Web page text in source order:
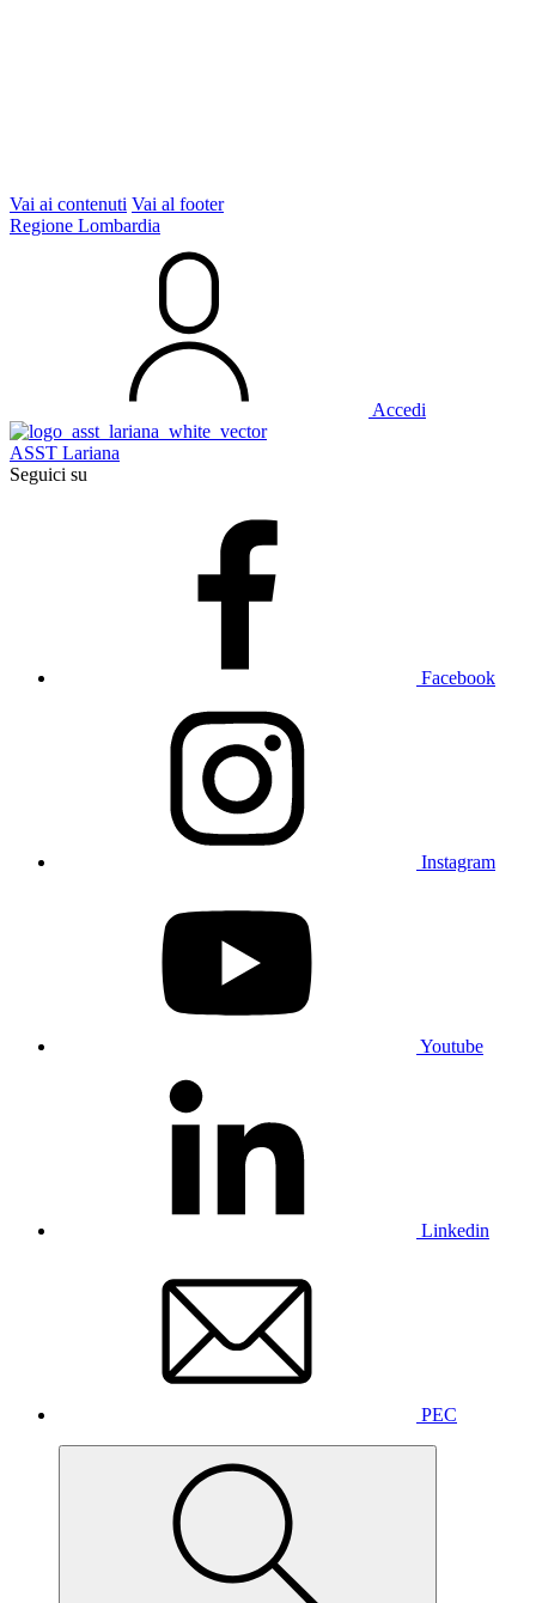
Vai ai contenuti Vai al footer
Regione Lombardia
Accedi
ASST Lariana
Seguici su
Facebook
Instagram
Youtube
Linkedin
PEC